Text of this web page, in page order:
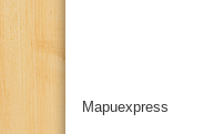
Mapuexpress